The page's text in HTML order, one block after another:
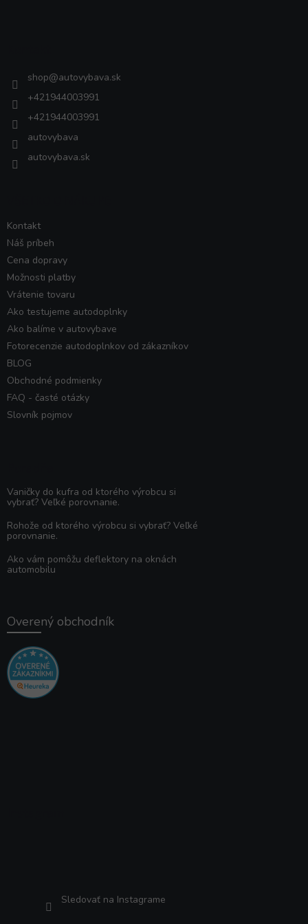
shop@autovybava.sk
+421944003991
+421944003991
autovybava
autovybava.sk
Kontakt
Náš príbeh
Cena dopravy
Možnosti platby
Vrátenie tovaru
Ako testujeme autodoplnky
Ako balíme v autovybave
Fotorecenzie autodoplnkov od zákazníkov
BLOG
Obchodné podmienky
FAQ - časté otázky
Slovník pojmov
Vaničky do kufra od ktorého výrobcu si
vybrať? Veľké porovnanie.
Rohože od ktorého výrobcu si vybrať? Veľké
porovnanie.
Ako vám pomôžu deflektory na oknách
automobilu
Overený obchodník
Sledovať na Instagrame